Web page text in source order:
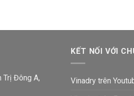
Trị Đông A,
KẾT NỐI VỚI
Vinadry trên